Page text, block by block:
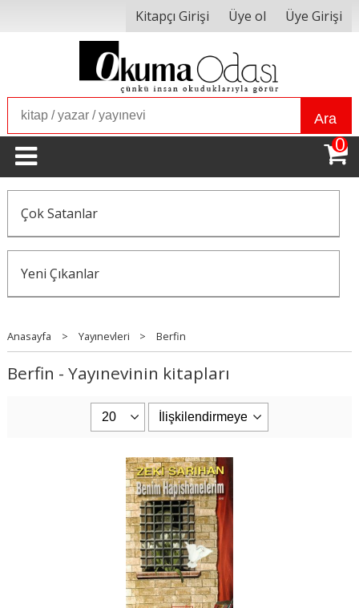
Kitapçı Girişi Üye ol Üye Girişi
Ara
0
Çok Satanlar
Yeni Çıkanlar
Anasayfa > Yayınevleri > Berfin
Berfin - Yayınevinin kitapları